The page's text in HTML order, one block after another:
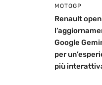
MOTOGP
Renault
Google
per
più